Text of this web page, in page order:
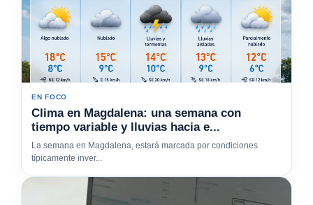
EN FOCO
Clima en Magdalena: una semana con
tiempo variable y lluvias hacia e...
La semana en Magdalena, estará marcada por condiciones
típicamente inver...